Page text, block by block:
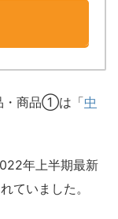
・商品①は「中
年上半期最新
ていました。